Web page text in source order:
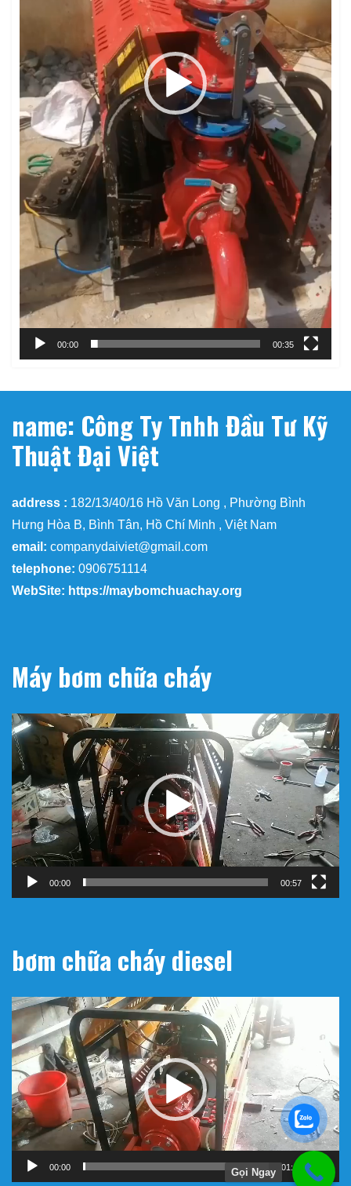
00:00 00:35
name: Công Ty Tnhh Đầu Tư Kỹ
Thuật Đại Việt
address : 182/13/40/16 Hồ Văn Long , Phường Bình
Hưng Hòa B, Bình Tân, Hồ Chí Minh , Việt Nam
email: companydaiviet@gmail.com
telephone: 0906751114
WebSite: https://maybomchuachay.org
Máy bơm chữa cháy
Trình
chơi
Video
00:00 00:57
bơm chữa cháy diesel
Trình
chơi
Video
00:00 01:11
Gọi Ngay